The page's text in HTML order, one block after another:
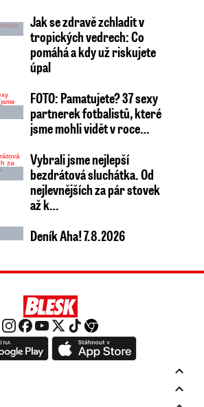
Jak se zdravě zchladit v
tropických vedrech: Co
pomáhá a kdy už riskujete
úpal
FOTO: Pamatujete? 37 sexy
partnerek fotbalistů, které
jsme mohli vidět v roce…
Vybrali jsme nejlepší
bezdrátová sluchátka. Od
nejlevnějších za pár stovek
až k…
Deník Aha! 7.8.2026